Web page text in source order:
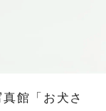
館「お犬さ